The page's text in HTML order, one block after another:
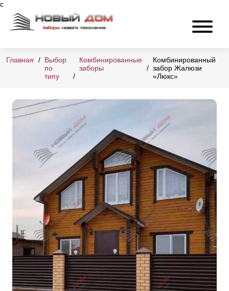
с
Главная
Выбор
по
типу
Комбинированные
заборы
Комбинированный
забор Жалюзи
«Люкс»